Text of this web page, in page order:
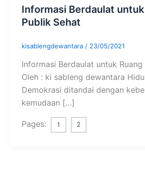
Informasi Berdaulat untuk
Publik Sehat
kisablengdewantara / 23/05/2021
Informasi Berdaulat untuk Ruang
Oleh : ki sableng dewantara
Demokrasi ditandai dengan
kemudaan […]
Pages: 1 2